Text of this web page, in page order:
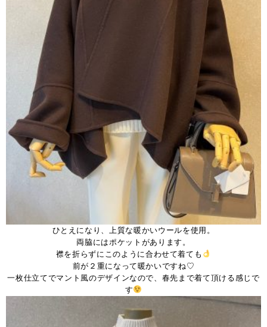
ひとえになり、上質な暖かいウールを使用。
両脇にはポケットがあります。
襟を折らずにこのように合わせて着ても
前が２重になって暖かいですね♡
一枚仕立てでマント風のデザインなので、春先まで着て頂ける感じで
す